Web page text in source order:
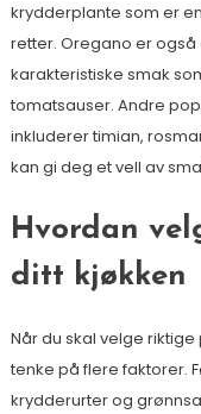
krydderplante som er
retter. Oregano er
karakteristiske smak
tomatsauser. Andre
inkluderer timian,
kan gi deg et vell av
Hvordan
ditt kjøkken
Når du skal velge
tenke på flere faktorer.
krydderurter og